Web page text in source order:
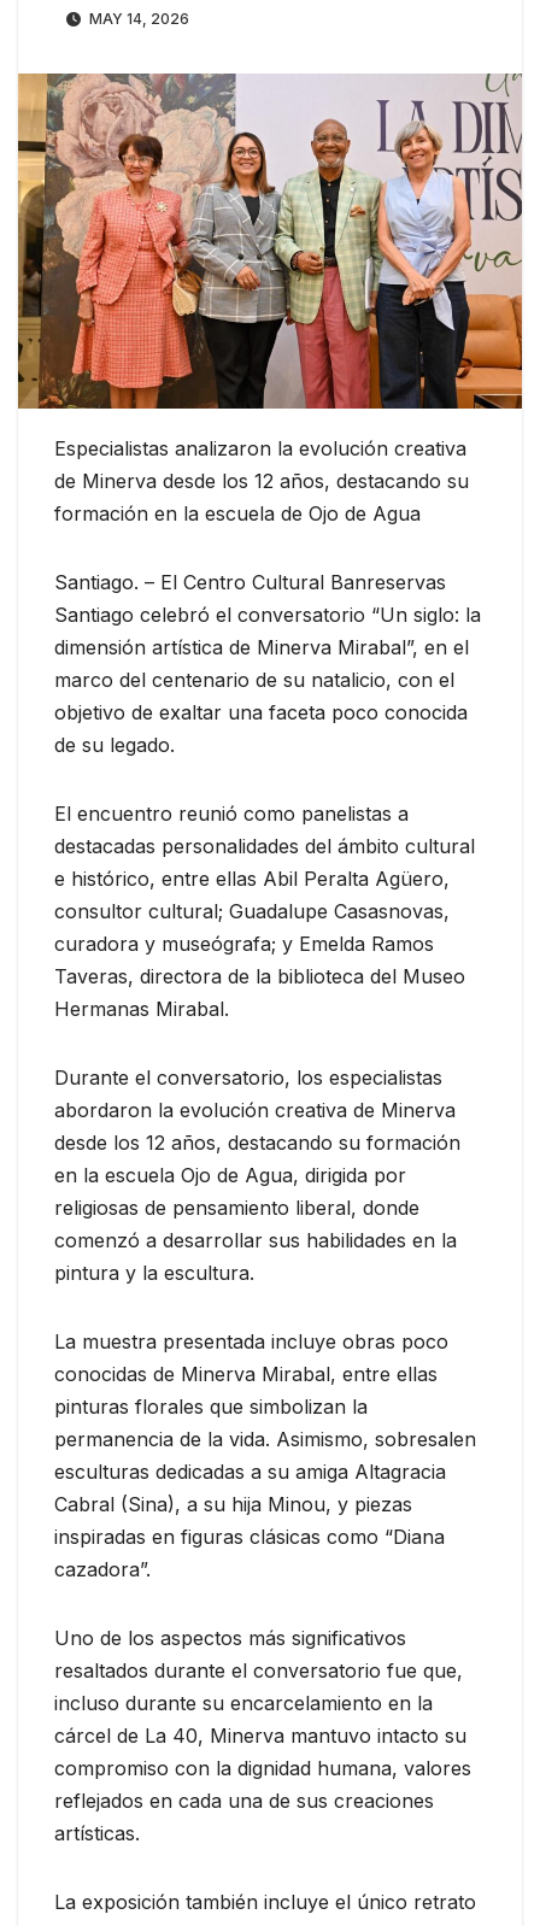
MAY 14, 2026
Especialistas analizaron la evolución creativa
de Minerva desde los 12 años, destacando su
formación en la escuela de Ojo de Agua
Santiago. – El Centro Cultural Banreservas
Santiago celebró el conversatorio “Un siglo: la
dimensión artística de Minerva Mirabal”, en el
marco del centenario de su natalicio, con el
objetivo de exaltar una faceta poco conocida
de su legado.
El encuentro reunió como panelistas a
destacadas personalidades del ámbito cultural
e histórico, entre ellas Abil Peralta Agüero,
consultor cultural; Guadalupe Casasnovas,
curadora y museógrafa; y Emelda Ramos
Taveras, directora de la biblioteca del Museo
Hermanas Mirabal.
Durante el conversatorio, los especialistas
abordaron la evolución creativa de Minerva
desde los 12 años, destacando su formación
en la escuela Ojo de Agua, dirigida por
religiosas de pensamiento liberal, donde
comenzó a desarrollar sus habilidades en la
pintura y la escultura.
La muestra presentada incluye obras poco
conocidas de Minerva Mirabal, entre ellas
pinturas florales que simbolizan la
permanencia de la vida. Asimismo, sobresalen
esculturas dedicadas a su amiga Altagracia
Cabral (Sina), a su hija Minou, y piezas
inspiradas en figuras clásicas como “Diana
cazadora”.
Uno de los aspectos más significativos
resaltados durante el conversatorio fue que,
incluso durante su encarcelamiento en la
cárcel de La 40, Minerva mantuvo intacto su
compromiso con la dignidad humana, valores
reflejados en cada una de sus creaciones
artísticas.
La exposición también incluye el único retrato